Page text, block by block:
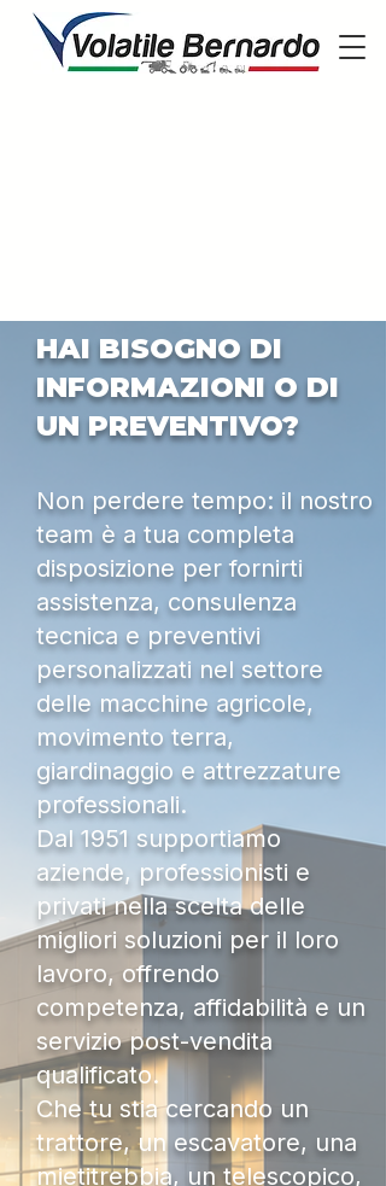
HAI BISOGNO DI
INFORMAZIONI O DI
UN PREVENTIVO?
Non perdere tempo: il nostro
team è a tua completa
disposizione per fornirti
assistenza, consulenza
tecnica e preventivi
personalizzati nel settore
delle macchine agricole,
movimento terra,
giardinaggio e attrezzature
professionali.
Dal 1951 supportiamo
aziende, professionisti e
privati nella scelta delle
migliori soluzioni per il loro
lavoro, offrendo
competenza, affidabilità e un
servizio post-vendita
qualificato.
Che tu stia cercando un
trattore, un escavatore, una
mietitrebbia, un telescopico,